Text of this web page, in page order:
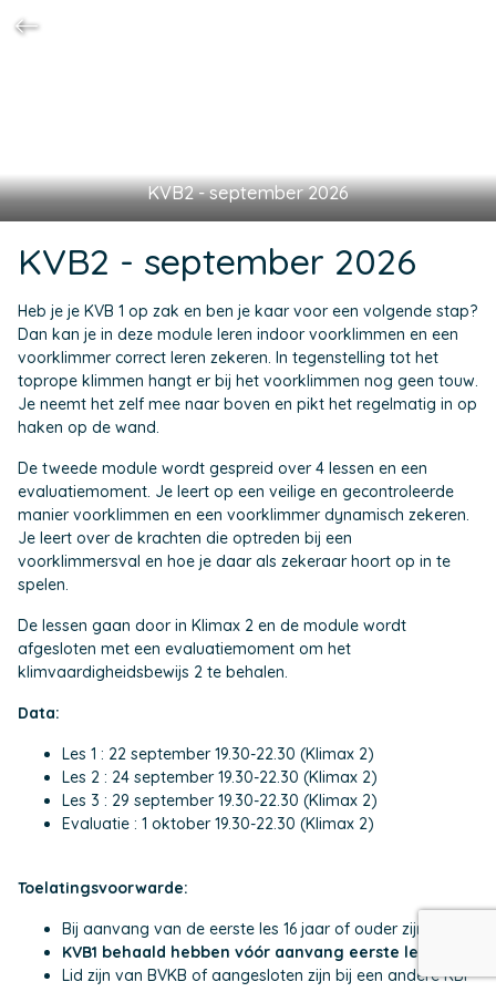
KVB2 - september 2026
KVB2 - september 2026
Heb je je KVB 1 op zak en ben je kaar voor een volgende stap?
Dan kan je in deze module leren indoor voorklimmen en een
voorklimmer correct leren zekeren. In tegenstelling tot het
toprope klimmen hangt er bij het voorklimmen nog geen touw.
Je neemt het zelf mee naar boven en pikt het regelmatig in op
haken op de wand.
De tweede module wordt gespreid over 4 lessen en een
evaluatiemoment. Je leert op een veilige en gecontroleerde
manier voorklimmen en een voorklimmer dynamisch zekeren.
Je leert over de krachten die optreden bij een
voorklimmersval en hoe je daar als zekeraar hoort op in te
spelen.
De lessen gaan door in Klimax 2 en de module wordt
afgesloten met een evaluatiemoment om het
klimvaardigheidsbewijs 2 te behalen.
Data:
Les 1 : 22 september 19.30-22.30 (Klimax 2)
Les 2 : 24 september 19.30-22.30 (Klimax 2)
Les 3 : 29 september 19.30-22.30 (Klimax 2)
Evaluatie : 1 oktober 19.30-22.30 (Klimax 2)
Toelatingsvoorwarde:
Bij aanvang van de eerste les 16 jaar of ouder zijn.
KVB1 behaald hebben vóór aanvang eerste les!
Lid zijn van BVKB of aangesloten zijn bij een andere KBF